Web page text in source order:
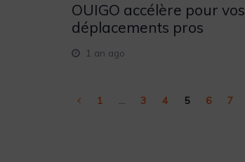
OUIGO accélère pour vos
déplacements pros
1 an ago
1 3 4 5 6 7